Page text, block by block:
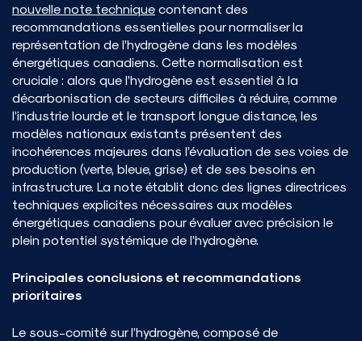
nouvelle note technique contenant des
recommandations essentielles pour normaliser la
représentation de l’hydrogène dans les modèles
énergétiques canadiens. Cette normalisation est
cruciale : alors que l’hydrogène est essentiel à la
décarbonisation de secteurs difficiles à réduire, comme
l’industrie lourde et le transport longue distance, les
modèles nationaux existants présentent des
incohérences majeures dans l’évaluation de ses voies de
production (verte, bleue, grise) et de ses besoins en
infrastructure. La note établit donc des lignes directrices
techniques explicites nécessaires aux modèles
énergétiques canadiens pour évaluer avec précision le
plein potentiel systémique de l’hydrogène.
Principales conclusions et recommandations
prioritaires
Le sous-comité sur l’hydrogène, composé de